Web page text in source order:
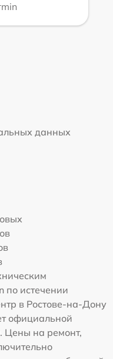
данных
по истечении
в Ростове-на-Дону
официальной
Цены на ремонт,